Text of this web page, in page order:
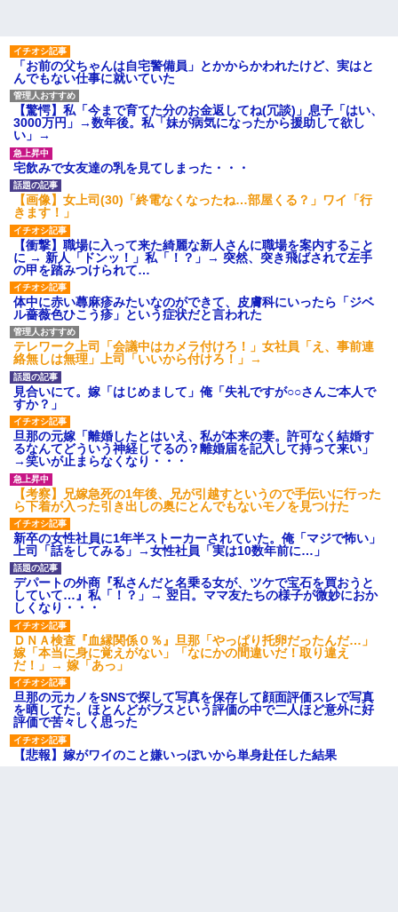
「お前の父ちゃんは自宅警備員」とかからかわれたけど、実はと
んでもない仕事に就いていた
【驚愕】私「今まで育てた分のお金返してね(冗談)」息子「はい、
3000万円」→数年後。私「妹が病気になったから援助して欲し
い」→
宅飲みで女友達の乳を見てしまった・・・
【画像】女上司(30)「終電なくなったね…部屋くる？」ワイ「行
きます！」
【衝撃】職場に入って来た綺麗な新人さんに職場を案内すること
に → 新人「ドンッ！」私「！？」→ 突然、突き飛ばされて左手
の甲を踏みつけられて…
体中に赤い蕁麻疹みたいなのができて、皮膚科にいったら「ジベ
ル薔薇色ひこう疹」という症状だと言われた
テレワーク上司「会議中はカメラ付けろ！」女社員「え、事前連
絡無しは無理」上司「いいから付けろ！」→
見合いにて。嫁「はじめまして」俺「失礼ですが○○さんご本人で
すか？」
旦那の元嫁「離婚したとはいえ、私が本来の妻。許可なく結婚す
るなんてどういう神経してるの？離婚届を記入して持って来い」
→笑いが止まらなくなり・・・
【考察】兄嫁急死の1年後、兄が引越すというので手伝いに行った
ら下着が入った引き出しの奥にとんでもないモノを見つけた
新卒の女性社員に1年半ストーカーされていた。俺「マジで怖い」
上司「話をしてみる」→女性社員「実は10数年前に…」
デパートの外商『私さんだと名乗る女が、ツケで宝石を買おうと
していて…』私「！？」→ 翌日。ママ友たちの様子が微妙におか
しくなり・・・
ＤＮＡ検査『血縁関係０％』旦那「やっぱり托卵だったんだ…」
嫁「本当に身に覚えがない」「なにかの間違いだ！取り違え
だ！」→ 嫁「あっ」
旦那の元カノをSNSで探して写真を保存して顔面評価スレで写真
を晒してた。ほとんどがブスという評価の中で二人ほど意外に好
評価で苦々しく思った
【悲報】嫁がワイのこと嫌いっぽいから単身赴任した結果